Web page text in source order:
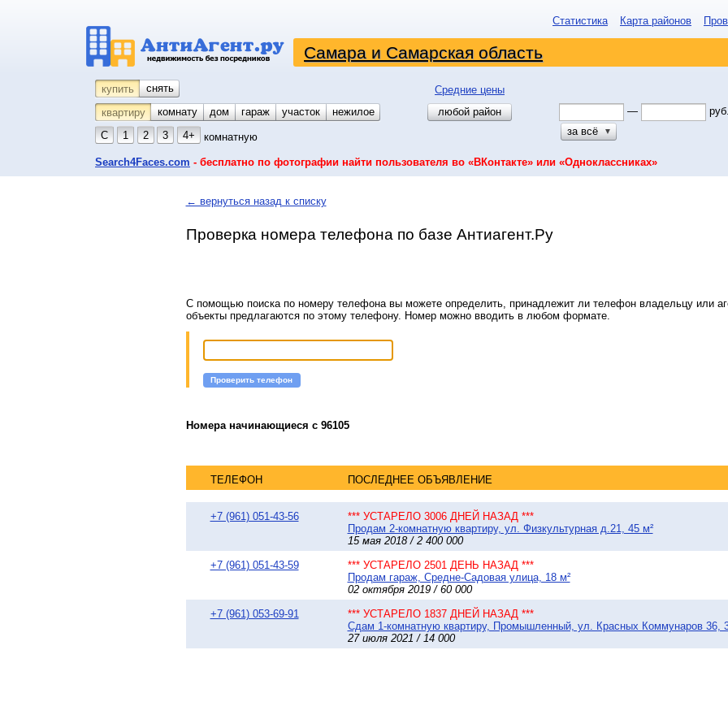
Статистика Карта районов
Самара и Самарская область
купить снять
Средние цены
квартиру
комнату койко-место
дом гараж участок
нежилое
С
1 2 3 4+ комнатную
любой район —
за всё
▼
Search4Faces.com - бесплатно по фотографии найти пользователя во «ВКонтакте» или «Одноклассниках»
← вернуться назад к списку
Проверка номера телефона по базе Антиагент.Ру
С помощью поиска по номеру телефона вы можете определить, принадлежит ли телефон владельцу или
объекты предлагаются по этому телефону. Номер можно вводить в любом формате.
Проверить телефон
Номера начинающиеся с 96105
ТЕЛЕФОН ПОСЛЕДНЕЕ ОБЪЯВЛЕНИЕ
+7 (961) 051-43-56
*** УСТАРЕЛО 3006 ДНЕЙ НАЗАД ***
Продам 2-комнатную квартиру, ул. Физкультурная д.21, 45 м²
15 мая 2018 / 2 400 000
+7 (961) 051-43-59
*** УСТАРЕЛО 2501 ДЕНЬ НАЗАД ***
Продам гараж, Средне-Садовая улица, 18 м²
02 октября 2019 / 60 000
+7 (961) 053-69-91
*** УСТАРЕЛО 1837 ДНЕЙ НАЗАД ***
Сдам 1-комнатную квартиру, Промышленный, ул. Красных Коммунаров 36,
27 июля 2021 / 14 000